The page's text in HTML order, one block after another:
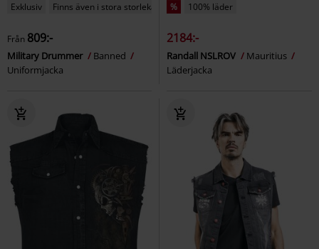
Exklusiv Finns även i stora storlekar
Från 809:-
Military Drummer
Banned
Uniformjacka
% 100% läder
2184:-
Randall NSLROV
Mauritius
Läderjacka